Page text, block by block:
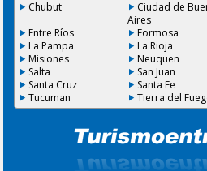
Chubut
Ciudad de
Aires
Entre Ríos
Formosa
La Pampa
La Rioja
Misiones
Neuquen
Salta
San Juan
Santa Cruz
Santa Fe
Tucuman
Tierra del